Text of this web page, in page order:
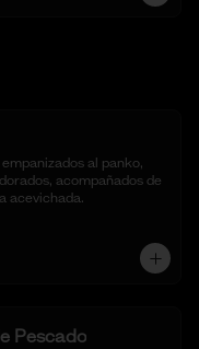
al panko,
acompañados de
acevichada.
Pescado